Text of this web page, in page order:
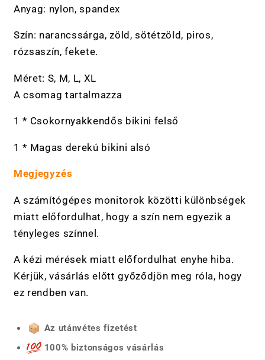
Anyag: nylon, spandex
Szín: narancssárga, zöld, sötétzöld, piros,
rózsaszín, fekete.
Méret: S, M, L, XL
A csomag tartalmazza
1 * Csokornyakkendős bikini felső
1 * Magas derekú bikini alsó
Megjegyzés
A számítógépes monitorok közötti különbségek
miatt előfordulhat, hogy a szín nem egyezik a
tényleges színnel.
A kézi mérések miatt előfordulhat enyhe hiba.
Kérjük, vásárlás előtt győződjön meg róla, hogy
ez rendben van.
Az utánvétes fizetést
100% biztonságos vásárlás